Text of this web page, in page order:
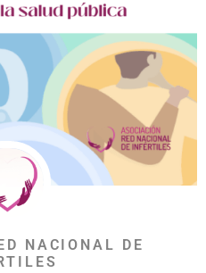
NACIONAL DE